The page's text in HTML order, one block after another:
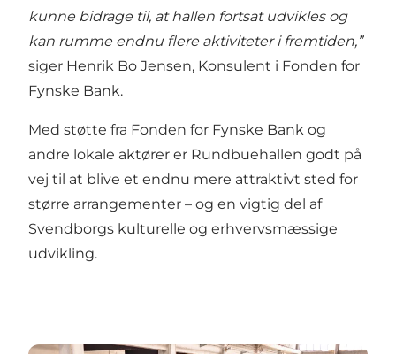
kunne bidrage til, at hallen fortsat udvikles og
kan rumme endnu flere aktiviteter i fremtiden,”
siger Henrik Bo Jensen, Konsulent i Fonden for
Fynske Bank.
Med støtte fra Fonden for Fynske Bank og
andre lokale aktører er Rundbuehallen godt på
vej til at blive et endnu mere attraktivt sted for
større arrangementer – og en vigtig del af
Svendborgs kulturelle og erhvervsmæssige
udvikling.